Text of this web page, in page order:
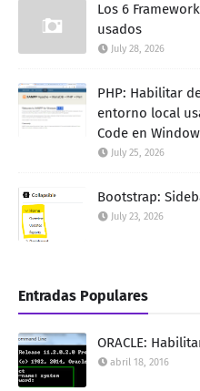
Los 6
usados
July 28, 2026
PHP: Habilitar
entorno local
Code en
July 25, 2026
Bootstrap:
July 23, 2026
Entradas Populares
ORACLE:
abril 18, 2016